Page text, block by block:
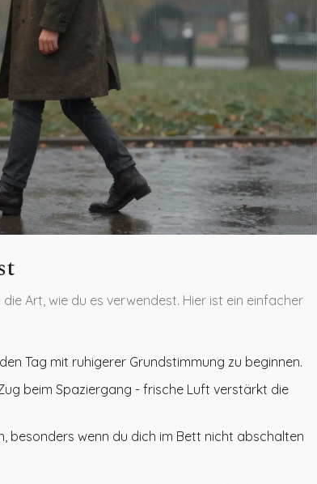
Art, wie du es verwendest. Hier ist ein einfacher
Tag mit ruhigerer Grundstimmung zu beginnen.
beim Spaziergang - frische Luft verstärkt die
besonders wenn du dich im Bett nicht abschalten